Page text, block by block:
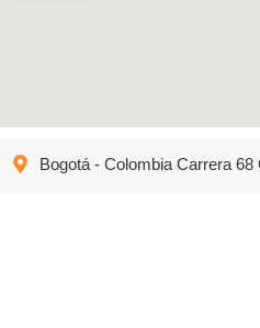
Bogotá - Colombia Carrera